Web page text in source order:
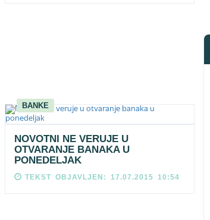
BANKE
NOVOTNI NE VERUJE U
OTVARANJE BANAKA U
PONEDELJAK
TEKST OBJAVLJEN: 17.07.2015 10:54